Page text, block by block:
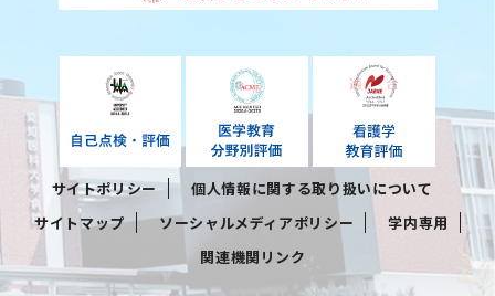
サイトポリシー
個人情報に関する取り扱いについて
サイトマップ
ソーシャルメディアポリシー
学内専用
関連機関リンク